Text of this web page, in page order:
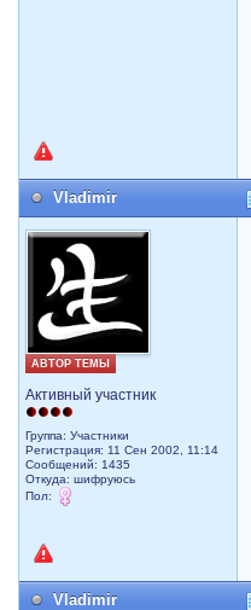
Vladimir
АВТОР ТЕМЫ
Активный участник
Группа: Участники
Регистрация: 11 Сен 2002, 11:14
Сообщений: 1435
Откуда: шифруюсь
Пол:
Vladimir